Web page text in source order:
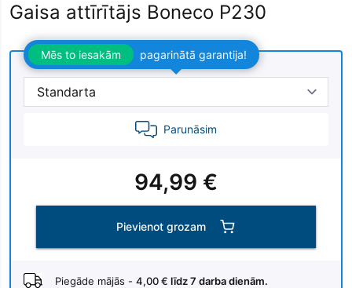
Gaisa attīrītājs Boneco P230
Mēs to iesakām pagarinātā garantija!
Parunāsim
94,99 €
Pievienot grozam
Piegāde mājās - 4,00 € līdz 7 darba dienām.